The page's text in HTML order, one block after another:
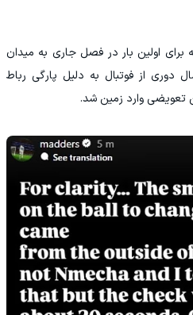
برای اولین بار در فصل جاری به میدان
از فوتبال به دلیل پارگی رباط
تعویضی وارد زمین شد.